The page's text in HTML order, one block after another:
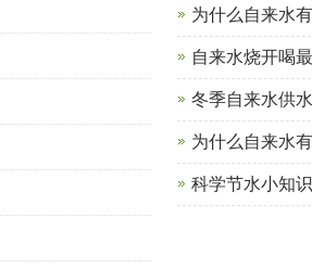
为什么自来水
自来水烧开喝
冬季自来水供
为什么自来水
科学节水小知识